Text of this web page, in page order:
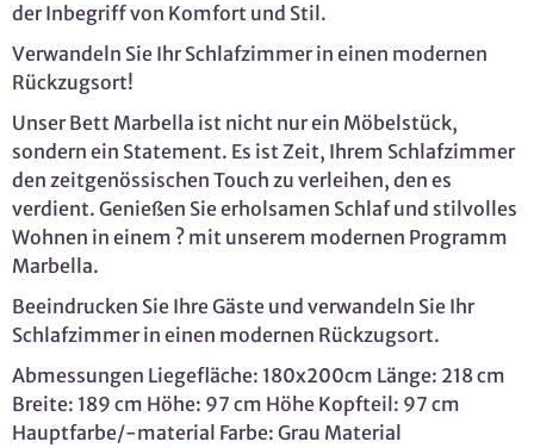
der Inbegriff von Komfort und Stil.
Verwandeln Sie Ihr Schlafzimmer in einen modernen
Rückzugsort!
Unser Bett Marbella ist nicht nur ein Möbelstück,
sondern ein Statement. Es ist Zeit, Ihrem Schlafzimmer
den zeitgenössischen Touch zu verleihen, den es
verdient. Genießen Sie erholsamen Schlaf und stilvolles
Wohnen in einem ? mit unserem modernen Programm
Marbella.
Beeindrucken Sie Ihre Gäste und verwandeln Sie Ihr
Schlafzimmer in einen modernen Rückzugsort.
Abmessungen Liegefläche: 180x200cm Länge: 218 cm
Breite: 189 cm Höhe: 97 cm Höhe Kopfteil: 97 cm
Hauptfarbe/-material Farbe: Grau Material